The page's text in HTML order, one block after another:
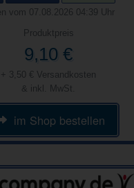
vom 07.08.2026 04:39 Uhr
Produktpreis
9,10 €
+ 3,50 € Versandkosten
& inkl. MwSt.
im Shop bestellen